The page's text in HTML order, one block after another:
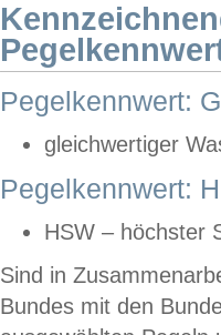
Pegelkennwert:
gleichwertiger
Pegelkennwert:
HSW – höchster
Sind in
Bundes mit den